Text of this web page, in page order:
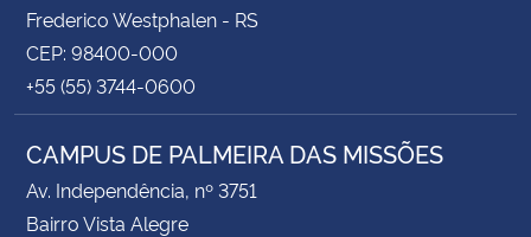
Frederico Westphalen - RS
CEP: 98400-000
+55 (55) 3744-0600
CAMPUS DE PALMEIRA DAS MISSÕES
Av. Independência, nº 3751
Bairro Vista Alegre